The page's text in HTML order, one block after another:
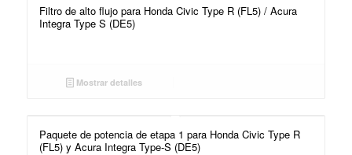
Filtro de alto flujo para Honda Civic Type R (FL5) / Acura
Integra Type S (DE5)
Mostrar detalles
Paquete de potencia de etapa 1 para Honda Civic Type R
(FL5) y Acura Integra Type-S (DE5)